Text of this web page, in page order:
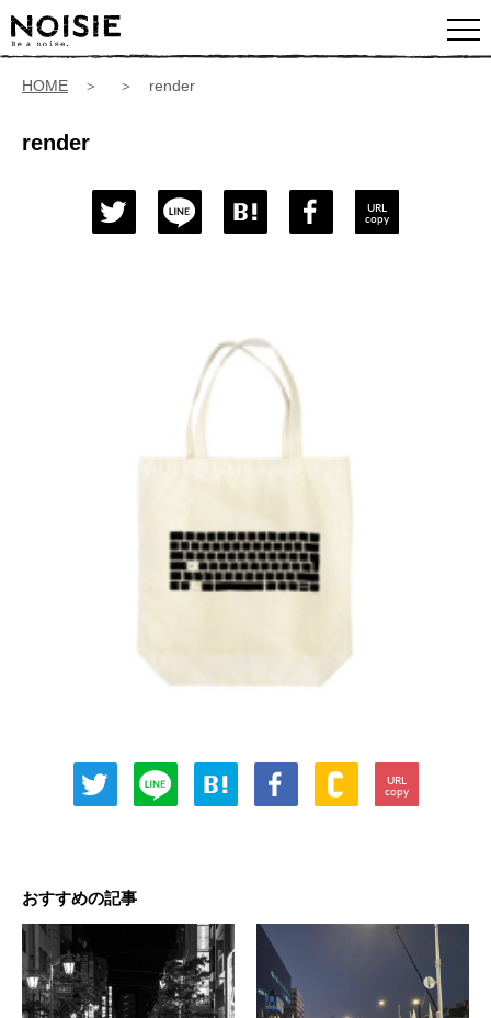
HOME ＞ ＞ render
render
URL
copy
URL
copy
おすすめの記事